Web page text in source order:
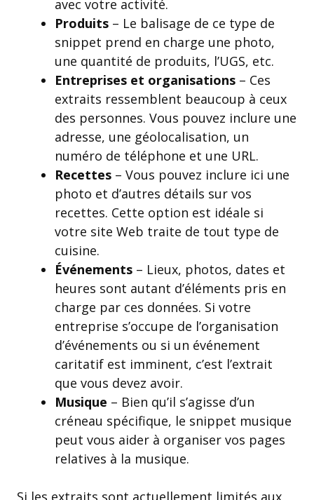
avec votre activité.
Produits – Le balisage de ce type de
snippet prend en charge une photo,
une quantité de produits, l’UGS, etc.
Entreprises et organisations – Ces
extraits ressemblent beaucoup à ceux
des personnes. Vous pouvez inclure une
adresse, une géolocalisation, un
numéro de téléphone et une URL.
Recettes – Vous pouvez inclure ici une
photo et d’autres détails sur vos
recettes. Cette option est idéale si
votre site Web traite de tout type de
cuisine.
Événements – Lieux, photos, dates et
heures sont autant d’éléments pris en
charge par ces données. Si votre
entreprise s’occupe de l’organisation
d’événements ou si un événement
caritatif est imminent, c’est l’extrait
que vous devez avoir.
Musique – Bien qu’il s’agisse d’un
créneau spécifique, le snippet musique
peut vous aider à organiser vos pages
relatives à la musique.
Si les extraits sont actuellement limités aux